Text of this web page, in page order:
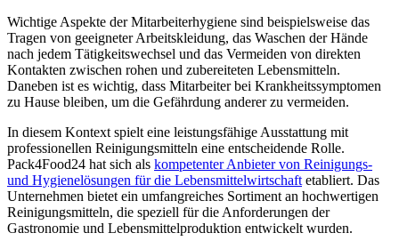
Wichtige Aspekte der Mitarbeiterhygiene sind beispielsweise das
Tragen von geeigneter Arbeitskleidung, das Waschen der Hände
nach jedem Tätigkeitswechsel und das Vermeiden von direkten
Kontakten zwischen rohen und zubereiteten Lebensmitteln.
Daneben ist es wichtig, dass Mitarbeiter bei Krankheitssymptomen
zu Hause bleiben, um die Gefährdung anderer zu vermeiden.
In diesem Kontext spielt eine leistungsfähige Ausstattung mit
professionellen Reinigungsmitteln eine entscheidende Rolle.
Pack4Food24 hat sich als kompetenter Anbieter von Reinigungs-
und Hygienelösungen für die Lebensmittelwirtschaft etabliert. Das
Unternehmen bietet ein umfangreiches Sortiment an hochwertigen
Reinigungsmitteln, die speziell für die Anforderungen der
Gastronomie und Lebensmittelproduktion entwickelt wurden.